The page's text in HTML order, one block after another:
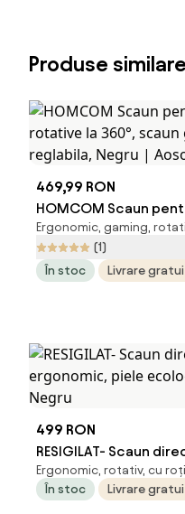
Produse similare
469,99 RON
HOMCOM Scaun
rotative la 360°, scaun
inaltimea reglabila,
Romania
Ergonomic, gaming,
(1)
În stoc
Livrare
499 RON
RESIGILAT- Scaun
ergonomic, piele
Negru
Ergonomic, rotativ, cu
În stoc
Livrare